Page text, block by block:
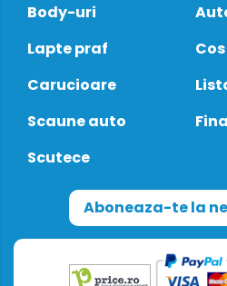
Body-uri
Lapte praf
Carucioare
Scaune auto
Scutece
Aboneaza-te la